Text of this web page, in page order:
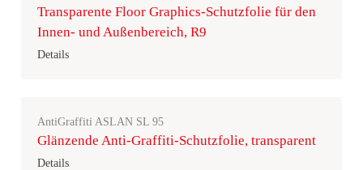
Transparente Floor Graphics-Schutzfolie für den
Innen- und Außenbereich, R9
Details
AntiGraffiti ASLAN SL 95
Glänzende Anti-Graffiti-Schutzfolie, transparent
Details